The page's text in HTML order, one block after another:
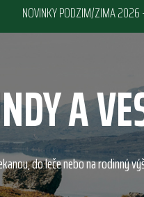
NOVINKY PODZIM/ZIMA
A
do leče nebo na rodinný